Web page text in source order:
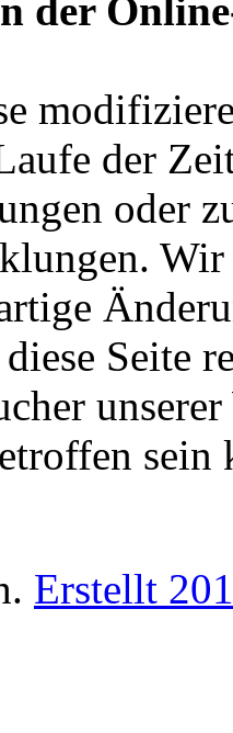
der
der
oder
Wir
Seite
sein
Erstellt